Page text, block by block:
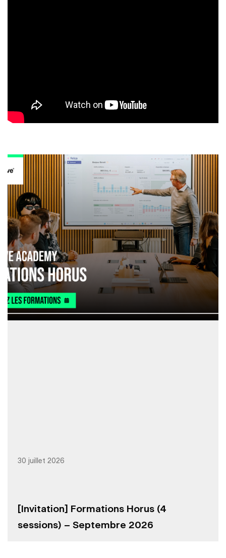
[Invitation] Formations Horus (4
sessions) – Septembre 2026
30 juillet 2026